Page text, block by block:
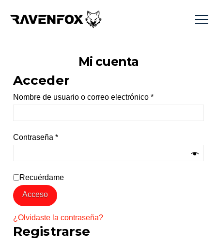
Mi cuenta
Acceder
Nombre de usuario o correo electrónico *Obligatorio
Contraseña *Obligatorio
Recuérdame
Acceso
¿Olvidaste la contraseña?
Registrarse